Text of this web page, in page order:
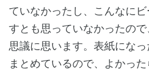
ていなかったし、こんなに
すとも思っていなかったの
思議に思います。表紙にな
まとめているので、よかった